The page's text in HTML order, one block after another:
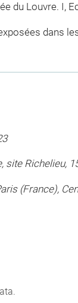
du Louvre. I,
dans
site Richelieu,
(France),